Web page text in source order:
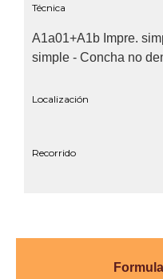
Técnica
A1a01+A1b Impre.
simple - Concha no
Localización
Recorrido